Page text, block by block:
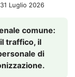
31 Luglio 2026
comune:
traffico, il
di